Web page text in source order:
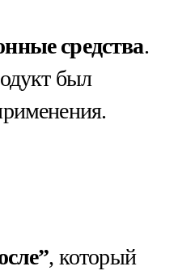
средства.
был
, который